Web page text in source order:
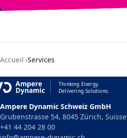
Accueil Services
Thinking Energy.
Delivering Solutions.
Ampere Dynamic Schweiz GmbH
Grubenstrasse 54, 8045 Zürich, Suisse
+41 44 204 28 00